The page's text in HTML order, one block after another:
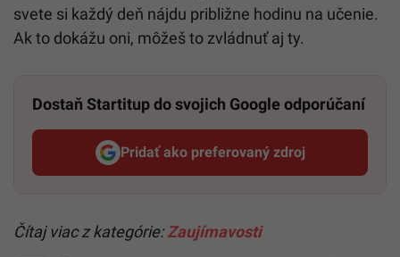
svete si každý deň nájdu približne hodinu na učenie.
Ak to dokážu oni, môžeš to zvládnuť aj ty.
Dostaň Startitup do svojich Google odporúčaní
Pridať ako preferovaný zdroj
Startitup, odkaz sa otvorí v
Čítaj viac z kategórie:Zaujímavosti